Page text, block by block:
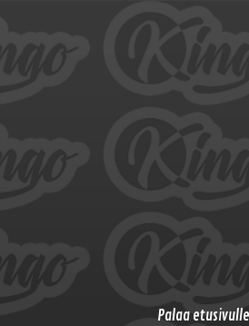
Palaa etusivulle